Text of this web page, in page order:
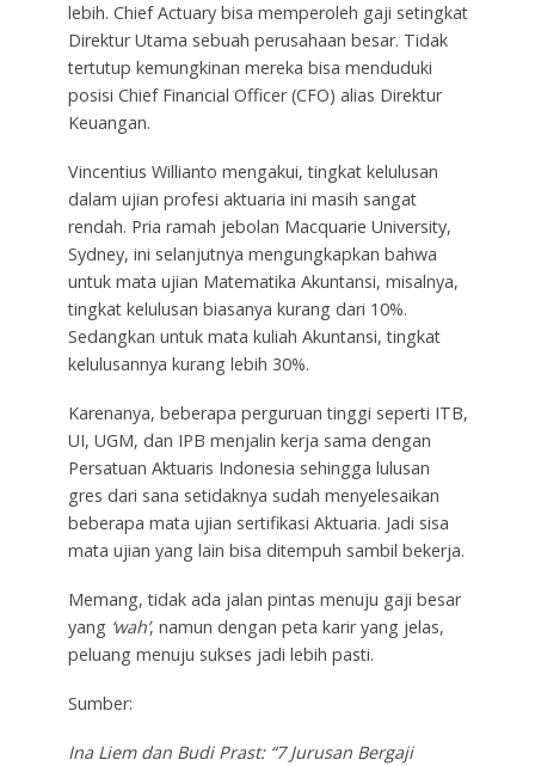
lebih. Chief Actuary bisa memperoleh gaji setingkat
Direktur Utama sebuah perusahaan besar. Tidak
tertutup kemungkinan mereka bisa menduduki
posisi Chief Financial Officer (CFO) alias Direktur
Keuangan.
Vincentius Willianto mengakui, tingkat kelulusan
dalam ujian profesi aktuaria ini masih sangat
rendah. Pria ramah jebolan Macquarie University,
Sydney, ini selanjutnya mengungkapkan bahwa
untuk mata ujian Matematika Akuntansi, misalnya,
tingkat kelulusan biasanya kurang dari 10%.
Sedangkan untuk mata kuliah Akuntansi, tingkat
kelulusannya kurang lebih 30%.
Karenanya, beberapa perguruan tinggi seperti ITB,
UI, UGM, dan IPB menjalin kerja sama dengan
Persatuan Aktuaris Indonesia sehingga lulusan
gres dari sana setidaknya sudah menyelesaikan
beberapa mata ujian sertifikasi Aktuaria. Jadi sisa
mata ujian yang lain bisa ditempuh sambil bekerja.
Memang, tidak ada jalan pintas menuju gaji besar
yang ‘wah’, namun dengan peta karir yang jelas,
peluang menuju sukses jadi lebih pasti.
Sumber:
Ina Liem dan Budi Prast: “7 Jurusan Bergaji